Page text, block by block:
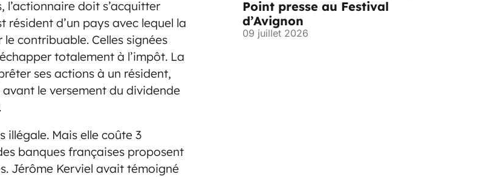
l’actionnaire doit s’acquitter
résident d’un pays avec lequel la
contribuable. Celles signées
totalement à l’impôt. La
ses actions à un résident,
le versement du dividende
illégale. Mais elle coûte 3
banques françaises proposent
Jérôme Kerviel avait témoigné
Point presse au Festival
d’Avignon
09 juillet 2026